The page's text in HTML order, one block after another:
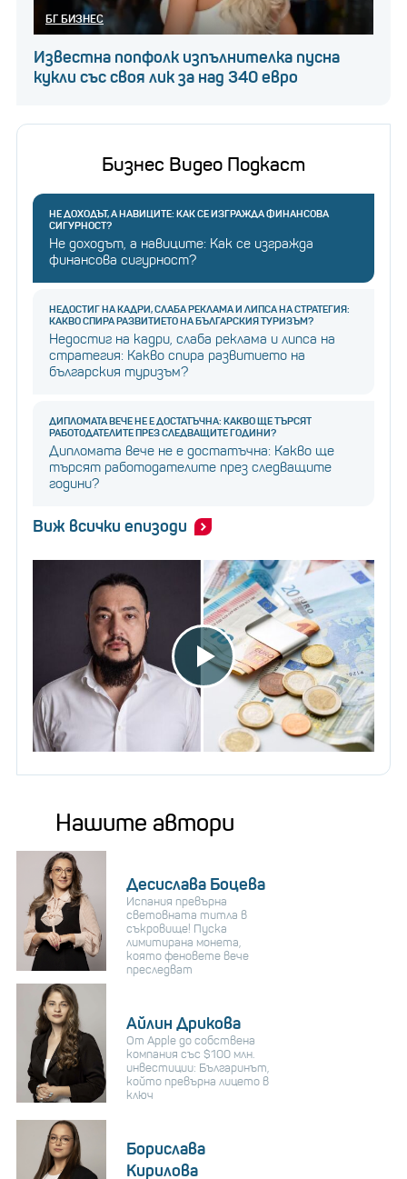
БГ БИЗНЕС
Известна попфолк изпълнителка пусна
кукли със своя лик за над 340 евро
Бизнес Видео Подкаст
НЕ ДОХОДЪТ, А НАВИЦИТЕ: КАК СЕ ИЗГРАЖДА ФИНАНСОВА
СИГУРНОСТ?
Не доходът, а навиците: Как се изгражда
финансова сигурност?
НЕДОСТИГ НА КАДРИ, СЛАБА РЕКЛАМА И ЛИПСА НА СТРАТЕГИЯ:
КАКВО СПИРА РАЗВИТИЕТО НА БЪЛГАРСКИЯ ТУРИЗЪМ?
Недостиг на кадри, слаба реклама и липса на
стратегия: Какво спира развитието на
българския туризъм?
ДИПЛОМАТА ВЕЧЕ НЕ Е ДОСТАТЪЧНА: КАКВО ЩЕ ТЪРСЯТ
РАБОТОДАТЕЛИТЕ ПРЕЗ СЛЕДВАЩИТЕ ГОДИНИ?
Дипломата вече не е достатъчна: Какво ще
търсят работодателите през следващите
години?
Виж всички епизоди
Нашите автори
Десислава Боцева
Испания превърна
световната титла в
съкровище! Пуска
лимитирана монета,
която феновете вече
преследват
Айлин Дрикова
От Apple до собствена
компания със $100 млн.
инвестиции: Българинът,
който превърна лицето в
ключ
Борислава
Кирилова